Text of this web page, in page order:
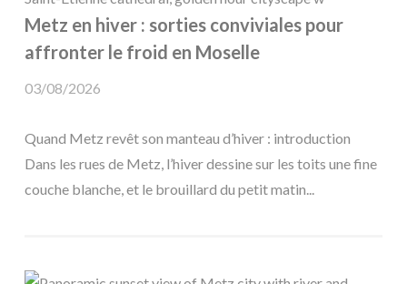
Metz en hiver : sorties conviviales pour
affronter le froid en Moselle
03/08/2026
Quand Metz revêt son manteau d’hiver : introduction
Dans les rues de Metz, l’hiver dessine sur les toits une fine
couche blanche, et le brouillard du petit matin...